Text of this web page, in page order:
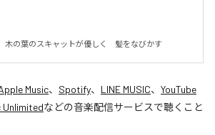
木の葉のスキャットが優しく　髪をなびかす
Music、 Spotify、 LINE MUSIC、 YouTube
Unlimitedなどの音楽配信サービスで聴くこと